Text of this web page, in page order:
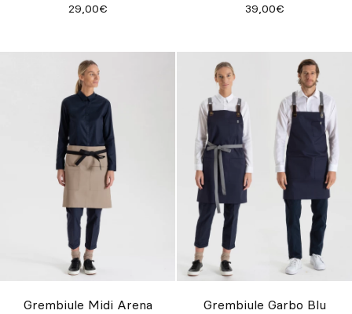
29,00€ 39,00€
Grembiule Midi Arena Grembiule Garbo Blu